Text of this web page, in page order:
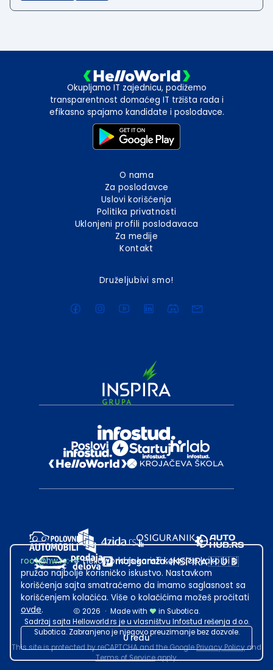
Okupljamo IT zajednicu, podižemo
transparentnost domaćeg IT tržišta rada i
efikasno spajamo kandidate i poslodavce.
O nama
Za poslodavce
Uslovi korišćenja
Politika privatnosti
Uklonjeni profili poslodavaca
Za medije
Kontakt
Druželjubivi smo!
2026 · Made with
in Subotica.
Sadržaj sajta Helloworld.rs je u vlasništvu Infostud rešenja d.o.o.
Subotica. Zabranjeno je njegovo preuzimanje bez dozvole.
This site is protected by reCAPTCHA and the GooglePrivacy Policyand
Terms of Serviceapply.
root@hw.rs:~#Helloworld.rs koristi kolačiće kako bi ti
pružao najbolje korisničko iskustvo. Nastavkom
korišćenja sajta smatraćemo da imamo saglasnost sa
korišćenjem kolačića. Više o kolačićima možeš pročitati
ovde.
U redu